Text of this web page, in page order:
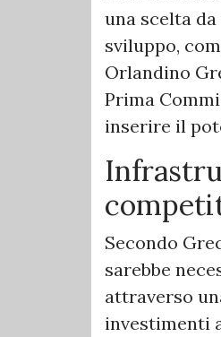
una scelta
sviluppo,
Orlandino
Prima
inserire il
Secondo
sarebbe
attraverso
investimenti